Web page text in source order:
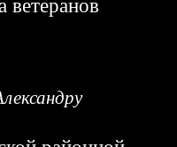
ветеранов